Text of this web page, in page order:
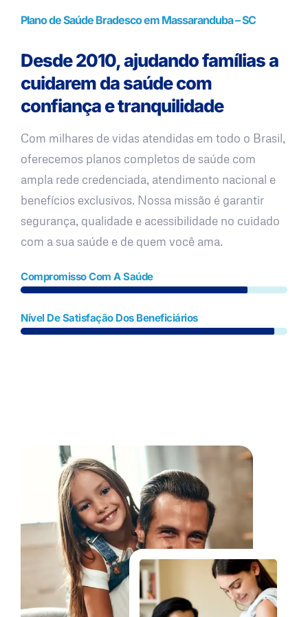
Plano de Saúde Bradesco em Massaranduba – SC
Desde 2010, ajudando famílias a
cuidarem da saúde com
confiança e tranquilidade
Com milhares de vidas atendidas em todo o Brasil,
oferecemos planos completos de saúde com
ampla rede credenciada, atendimento nacional e
benefícios exclusivos. Nossa missão é garantir
segurança, qualidade e acessibilidade no cuidado
com a sua saúde e de quem você ama.
Compromisso Com A Saúde
Nível De Satisfação Dos Beneficiários